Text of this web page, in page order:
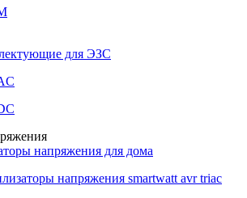
для ЭЗС
напряжения для дома
напряжения smartwatt avr triac